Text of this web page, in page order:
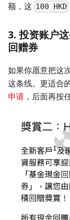
额，这 100 HKD
3. 投资账户
回赠券
如果你愿意把这
这条线。更适合
申请 ，后面再按